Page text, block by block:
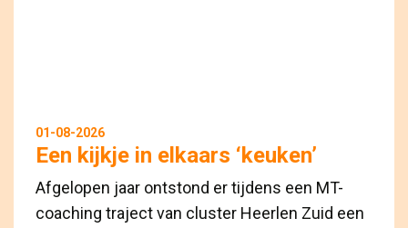
01-08-2026
Een kijkje in elkaars ‘keuken’
Afgelopen jaar ontstond er tijdens een MT-
coaching traject van cluster Heerlen Zuid een